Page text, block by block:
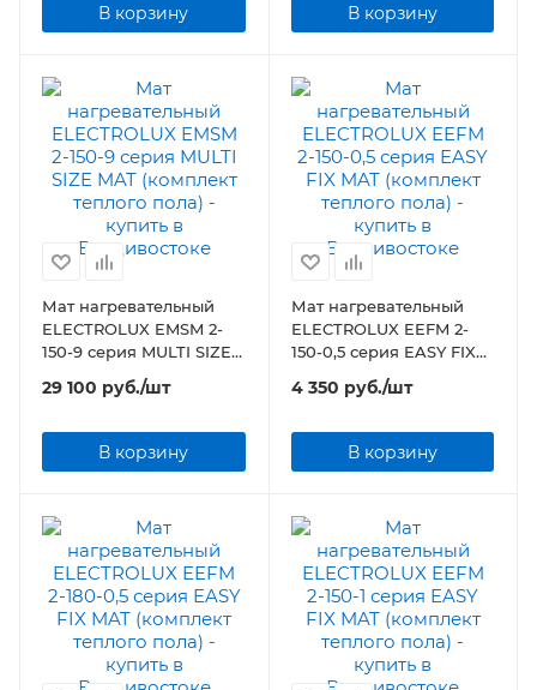
В корзину В корзину
Мат нагревательный
ELECTROLUX EMSM 2-
150-9 серия MULTI SIZE
MAT (комплект теплого
пола)
29 100 руб./шт
В корзину
Мат нагревательный
ELECTROLUX EEFM 2-
150-0,5 серия EASY FIX
MAT (комплект теплого
пола)
4 350 руб./шт
В корзину